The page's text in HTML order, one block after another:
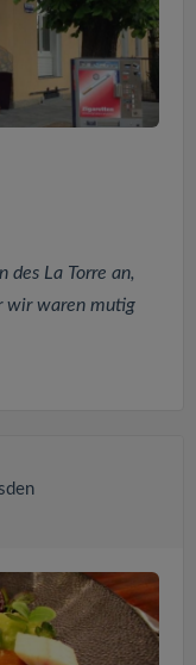
des La Torre an,
wir waren mutig